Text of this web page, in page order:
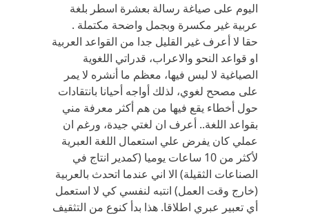
اليوم على صياغة رسالة بعشرة اسطر بلغة
عربية غير مكسرة وبجمل واضحة مكتملة .
حقا لا أعرف غير القليل جدا من القواعد العربية
او قواعد النحو والاعراب، قدراتي اللغوية
الصياغية لا لبس فيها، معظم ما أنشره لا يمر
على مصحح لغوي، لذلك أواجه أحيانا بانتقادات
حول أخطاء يقع فيها من هم أكثر معرفة مني
بقواعد اللغة.. أعرف ان لغتي جيدة، ورغم ان
عملي كان يفرض علي استعمال اللغة العبرية
لأكثر من 10 ساعات يوميا (كمدير انتاج في
الصناعات الثقيلة) الا اني عندما اتحدث بالعربية
(خارج وقت العمل) انتبه لنفسي كي لا استعمل
أي تعبير عبري اطلاقا. هذا بدأ كنوع من التثقيف